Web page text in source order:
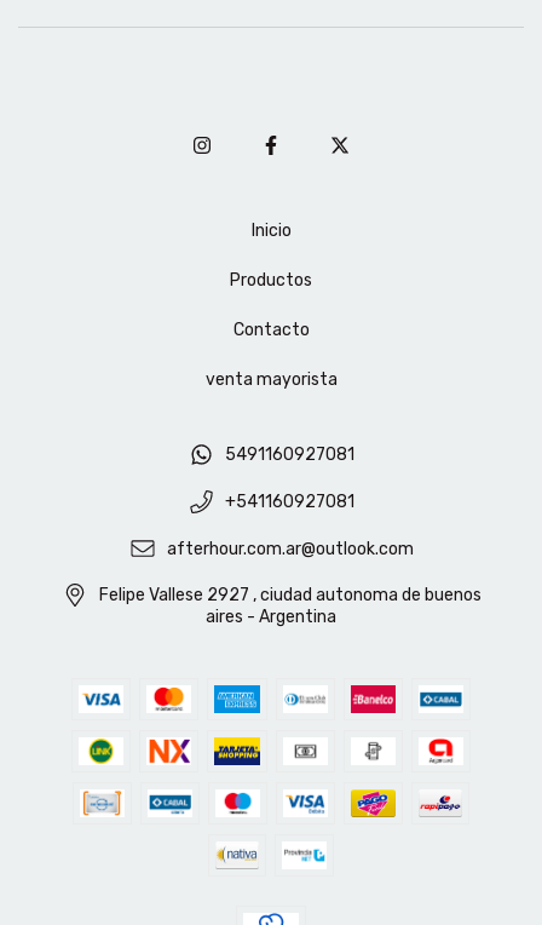
Inicio
Productos
Contacto
venta mayorista
5491160927081
+541160927081
afterhour.com.ar@outlook.com
Felipe Vallese 2927 , ciudad autonoma de buenos
aires - Argentina